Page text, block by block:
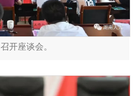
召开座谈会。